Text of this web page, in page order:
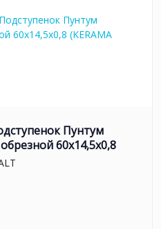
Пунтум
60x14,5x0,8